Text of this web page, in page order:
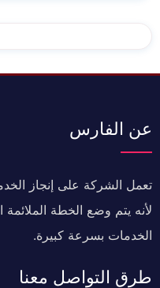
عن الفارس
تعمل الشركة على إنجاز
لأنه يتم وضع الخطة
الخدمات بسرعة كبيرة.
طرق التواصل معنا